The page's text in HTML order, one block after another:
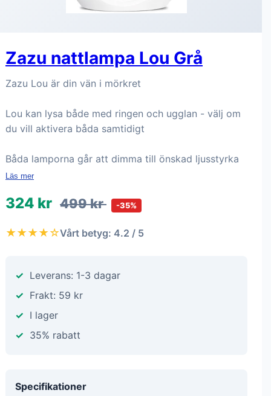
Zazu nattlampa Lou Grå
Zazu Lou är din vän i mörkret
Lou kan lysa både med ringen och ugglan - välj om
du vill aktivera båda samtidigt
Båda lamporna går att dimma till önskad ljusstyrka
Läs mer
324 kr 499 kr -35%
★★★★☆Vårt betyg: 4.2 / 5
Leverans: 1-3 dagar
Frakt: 59 kr
I lager
35% rabatt
Specifikationer